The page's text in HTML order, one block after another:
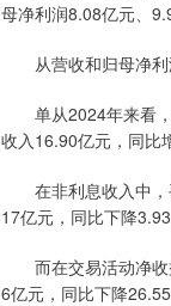
母净利润8.08亿元、
从营收和归母净利
单从2024年来看，
收入16.90亿元，同比
在非利息收入中，
17亿元，同比下降
而在交易活动净收
6亿元，同比下降